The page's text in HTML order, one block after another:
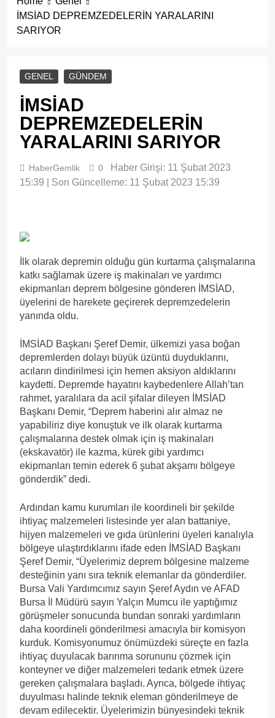
İMSİAD DEPREMZEDELERİN YARALARINI
SARIYOR
GENEL GÜNDEM
İMSİAD
DEPREMZEDELERİN
YARALARINI SARIYOR
HaberGemlik 0
Haber Girişi: 11 Şubat 2023
15:39 | Son Güncelleme: 11 Şubat 2023 15:39
İlk olarak depremin olduğu gün kurtarma çalışmalarına
katkı sağlamak üzere iş makinaları ve yardımcı
ekipmanları deprem bölgesine gönderen İMSİAD,
üyelerini de harekete geçirerek depremzedelerin
yanında oldu.
İMSİAD Başkanı Şeref Demir, ülkemizi yasa boğan
depremlerden dolayı büyük üzüntü duyduklarını,
acıların dindirilmesi için hemen aksiyon aldıklarını
kaydetti. Depremde hayatını kaybedenlere Allah’tan
rahmet, yaralılara da acil şifalar dileyen İMSİAD
Başkanı Demir, “Deprem haberini alır almaz ne
yapabiliriz diye konuştuk ve ilk olarak kurtarma
çalışmalarına destek olmak için iş makinaları
(ekskavatör) ile kazma, kürek gibi yardımcı
ekipmanları temin ederek 6 şubat akşamı bölgeye
gönderdik” dedi.
Ardından kamu kurumları ile koordineli bir şekilde
ihtiyaç malzemeleri listesinde yer alan battaniye,
hijyen malzemeleri ve gıda ürünlerini üyeleri kanalıyla
bölgeye ulaştırdıklarını ifade eden İMSİAD Başkanı
Şeref Demir, “Üyelerimiz deprem bölgesine malzeme
desteğinin yanı sıra teknik elemanlar da gönderdiler.
Bursa Vali Yardımcımız sayın Şeref Aydın ve AFAD
Bursa İl Müdürü sayın Yalçın Mumcu ile yaptığımız
görüşmeler sonucunda bundan sonraki yardımların
daha koordineli gönderilmesi amacıyla bir komisyon
kurduk. Komisyonumuz önümüzdeki süreçte en fazla
ihtiyaç duyulacak barınma sorununu çözmek için
konteyner ve diğer malzemeleri tedarik etmek üzere
gereken çalışmalara başladı. Ayrıca, bölgede ihtiyaç
duyulması halinde teknik eleman gönderilmeye de
devam edilecektir. Üyelerimizin bünyesindeki teknik